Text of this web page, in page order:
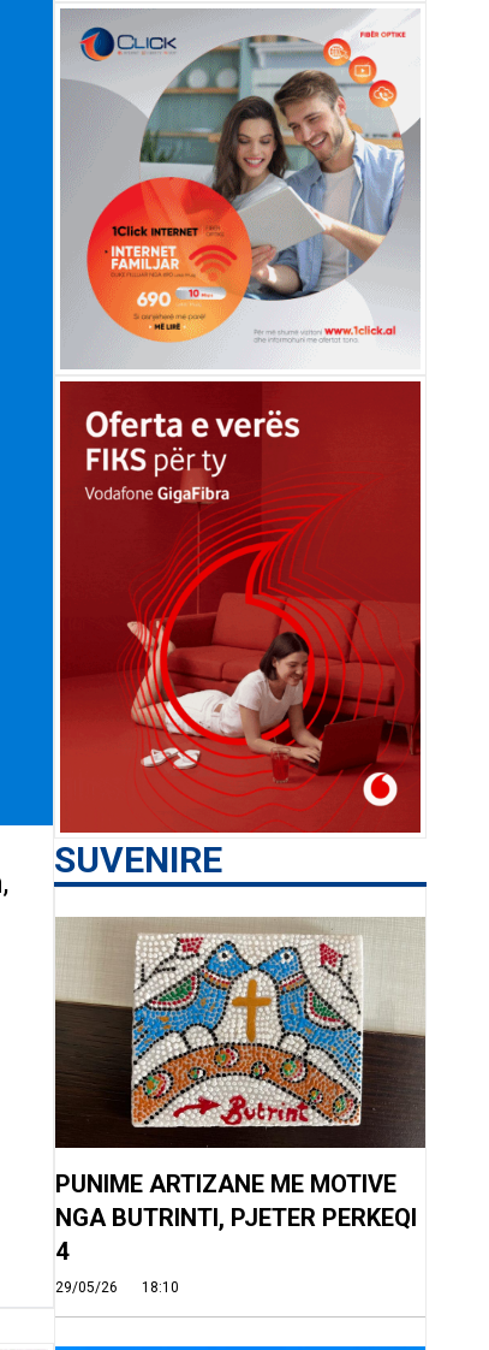
SUVENIRE
PUNIME ARTIZANE ME MOTIVE
NGA BUTRINTI, PJETER PERKEQI
4
29/05/26 18:10